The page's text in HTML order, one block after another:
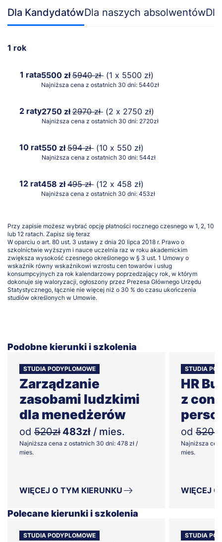
Dla KandydatówDla naszych absolwentów
1 rok
1 rata5500 zł5940 zł (1 x 5500 zł)
Najniższa cena z ostatnich 30 dni: 5440zł
2 raty2750 zł2970 zł (2 x 2750 zł)
Najniższa cena z ostatnich 30 dni: 2720zł
10 rat550 zł594 zł (10 x 550 zł)
Najniższa cena z ostatnich 30 dni: 544zł
12 rat458 zł495 zł (12 x 458 zł)
Najniższa cena z ostatnich 30 dni: 453zł
Przy zapisie możesz wybrać opcję płatności rocznego czesnego w 1, 2, 10
lub 12 ratach. Zapisz się teraz
W oparciu o art. 80 ust. 3 ustawy z dnia 20 lipca 2018 r. Prawo o
szkolnictwie wyższym i nauce uczelnia raz w roku akademickim
zwiększa wysokość czesnego określonego w § 3 ust. 1 Umowy o
wskaźnik równy wskaźnikowi wzrostu cen towarów i usług
konsumpcyjnych za rok kalendarzowy poprzedzający rok, w którym
dokonuje się waloryzacji, ogłoszony przez Prezesa Głównego Urzędu
Statystycznego, łącznie nie więcej niż o 30 % do czasu ukończenia
studiów określonych w Umowie.
Podobne kierunki i szkolenia
STUDIA PODYPLOMOWE
Zarządzanie
zasobami ludzkimi
dla menedżerów
od 520zł 483zł / mies.
Najniższa cena z ostatnich 30 dni: 478 zł /
mies.
WIĘCEJ O TYM KIERUNKU
STUDIA
HR
z
od 520zł
Najniższa
mies.
WIĘCEJ
Polecane kierunki i szkolenia
STUDIA PODYPLOMOWE STUDIA